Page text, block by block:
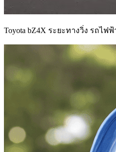
Toyota bZ4X ระยะทางวิ่ง รถไฟฟ้